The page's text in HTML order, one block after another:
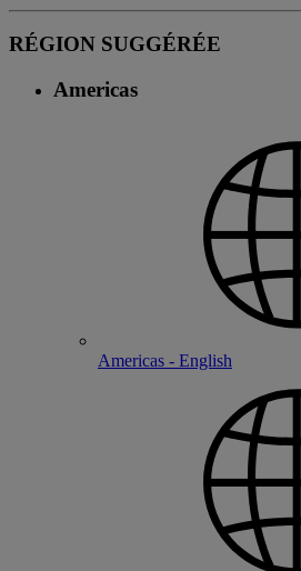
RÉGION SUGGÉRÉE
Americas
Americas - English